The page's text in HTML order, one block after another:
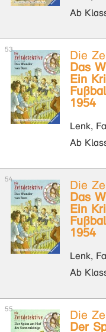
Ab
Die
Das
Ein
1954
Lenk,
Ab
Die
Das
Ein
1954
Lenk,
Ab
Die
Der